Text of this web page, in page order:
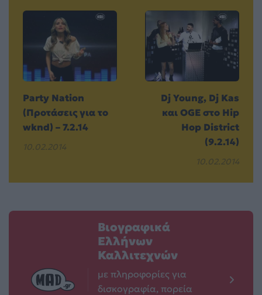
Party Nation
(Προτάσεις για το
wknd) – 7.2.14
10.02.2014
Dj Young, Dj Kas
και OGE στο Hip
Hop District
(9.2.14)
10.02.2014
Βιογραφικά
Ελλήνων
Καλλιτεχνών
με πληροφορίες για
δισκογραφία, πορεία